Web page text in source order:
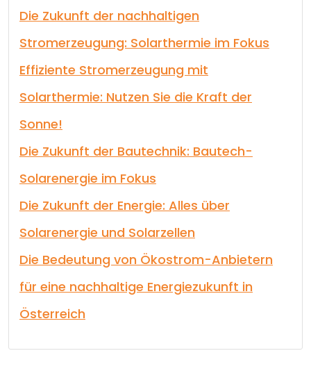
Die Zukunft der nachhaltigen
Stromerzeugung: Solarthermie im Fokus
Effiziente Stromerzeugung mit
Solarthermie: Nutzen Sie die Kraft der
Sonne!
Die Zukunft der Bautechnik: Bautech-
Solarenergie im Fokus
Die Zukunft der Energie: Alles über
Solarenergie und Solarzellen
Die Bedeutung von Ökostrom-Anbietern
für eine nachhaltige Energiezukunft in
Österreich